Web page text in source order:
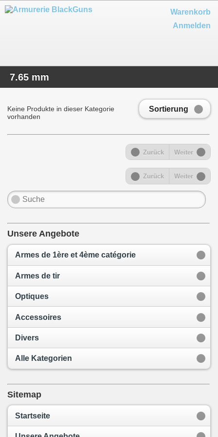
Warenkorb
Anmelden
7.65 mm
Sortierung
Keine Produkte in dieser Kategorie
vorhanden
Zurück Weiter
Zurück Weiter
Unsere Angebote
Armes de 1ère et 4ème catégorie
Armes de tir
Optiques
Accessoires
Divers
Alle Kategorien
Sitemap
Startseite